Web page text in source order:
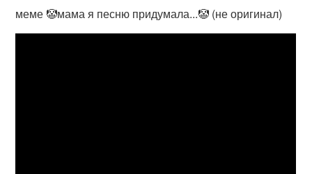
меме 🤡мама я песню придумала...🤡 (не оригинал)